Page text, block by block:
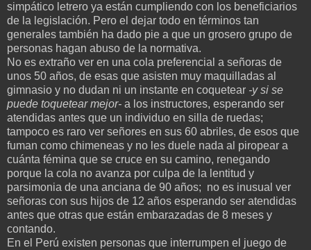
simpático letrero ya están cumpliendo con los beneficiarios
de la legislación. Pero el dejar todo en términos tan
generales también ha dado pie a que un grosero grupo de
personas hagan abuso de la normativa.
No es extraño ver en una cola preferencial a señoras de
unos 50 años, de esas que asisten muy maquilladas al
gimnasio y no dudan ni un instante en coquetear -y si se
puede toquetear mejor- a los instructores, esperando ser
atendidas antes que un individuo en silla de ruedas;
tampoco es raro ver señores en sus 60 abriles, de esos que
fuman como chimeneas y no les duele nada al piropear a
cuánta fémina que se cruce en su camino, renegando
porque la cola no avanza por culpa de la lentitud y
parsimonia de una anciana de 90 años; no es inusual ver
señoras con sus hijos de 12 años esperando ser atendidas
antes que otras que están embarazadas de 8 meses y
contando.
En el Perú existen personas que interrumpen el juego de